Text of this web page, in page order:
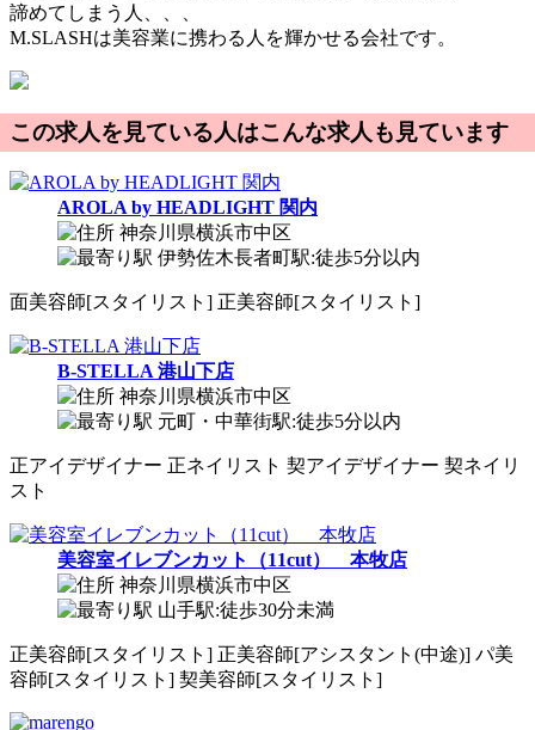
諦めてしまう人、、、
M.SLASHは美容業に携わる人を輝かせる会社です。
この求人を見ている人はこんな求人も見ています
AROLA by HEADLIGHT 関内
神奈川県横浜市中区
伊勢佐木長者町駅:徒歩5分以内
面美容師[スタイリスト] 正美容師[スタイリスト]
B-STELLA 港山下店
神奈川県横浜市中区
元町・中華街駅:徒歩5分以内
正アイデザイナー 正ネイリスト 契アイデザイナー 契ネイリ
スト
美容室イレブンカット（11cut） 本牧店
神奈川県横浜市中区
山手駅:徒歩30分未満
正美容師[スタイリスト] 正美容師[アシスタント(中途)] パ美
容師[スタイリスト] 契美容師[スタイリスト]